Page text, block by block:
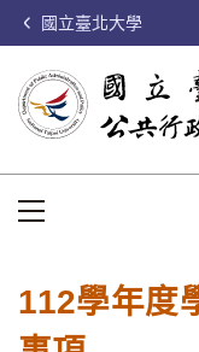
國立臺北大學
112學年度